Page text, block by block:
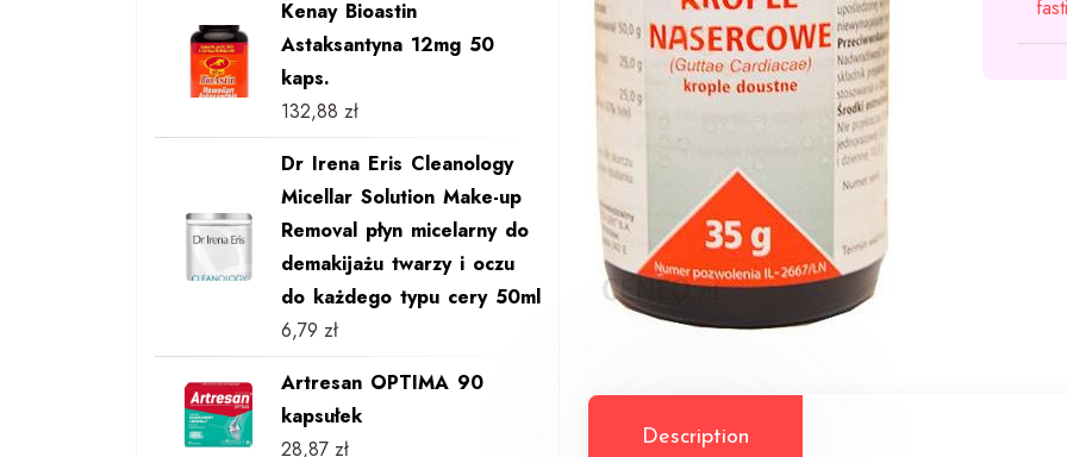
Description
Kenay Bioastin
Astaksantyna 12mg 50
kaps.
132,88 zł
Dr Irena Eris Cleanology
Micellar Solution Make-up
Removal płyn micelarny do
demakijażu twarzy i oczu
do każdego typu cery 50ml
6,79 zł
Artresan OPTIMA 90
kapsułek
28,87 zł